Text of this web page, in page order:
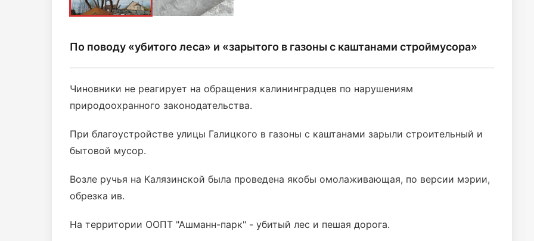
По поводу «убитого леса» и «зарытого в газоны с каштанами строймусора»
Чиновники не реагирует на обращения калининградцев по нарушениям
природоохранного законодательства.
При благоустройстве улицы Галицкого в газоны с каштанами зарыли строительный и
бытовой мусор.
Возле ручья на Калязинской была проведена якобы омолаживающая, по версии мэрии,
обрезка ив.
На территории ООПТ "Ашманн-парк" - убитый лес и пешая дорога.